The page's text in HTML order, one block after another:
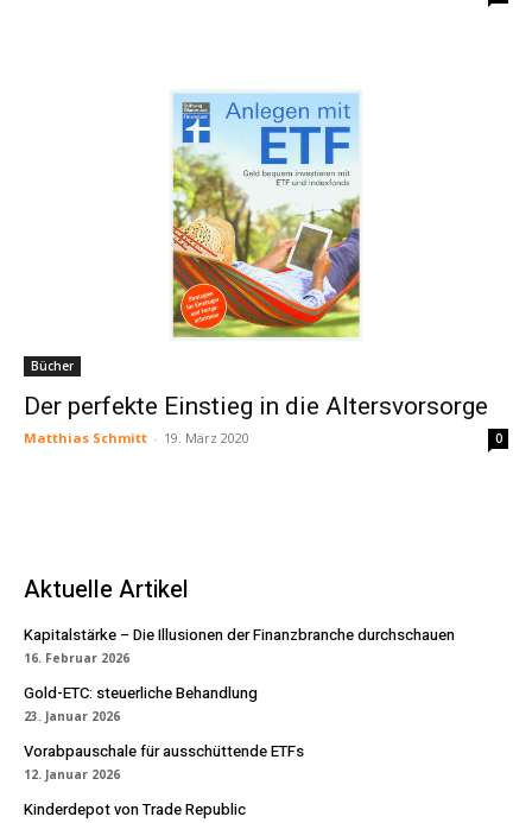
Bücher
Der perfekte Einstieg in die Altersvorsorge
Matthias Schmitt - 19. März 2020 0
Aktuelle Artikel
Kapitalstärke – Die Illusionen der Finanzbranche durchschauen
16. Februar 2026
Gold-ETC: steuerliche Behandlung
23. Januar 2026
Vorabpauschale für ausschüttende ETFs
12. Januar 2026
Kinderdepot von Trade Republic